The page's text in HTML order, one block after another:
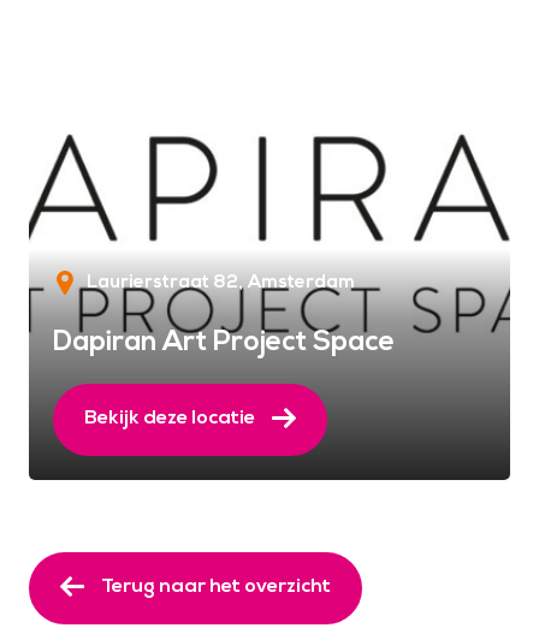
Laurierstraat 82 Amsterdam
Dapiran Art Project Space
Bekijk deze locatie
Terug naar het overzicht